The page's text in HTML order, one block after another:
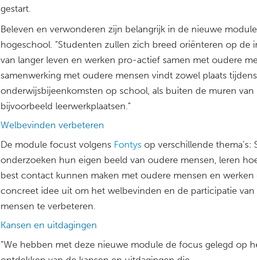
gestart.
Beleven en verwonderen zijn belangrijk in de nieuwe
hogeschool. “Studenten zullen zich breed oriënteren op de
van langer leven en werken pro-actief samen met oudere
samenwerking met oudere mensen vindt zowel plaats
onderwijsbijeenkomsten op school, als buiten de muren van
bijvoorbeeld leerwerkplaatsen.”
Welbevinden verbeteren
De module focust volgens Fontys op verschillende thema’s:
onderzoeken hun eigen beeld van oudere mensen, leren
best contact kunnen maken met oudere mensen en werken
concreet idee uit om het welbevinden en de participatie van
mensen te verbeteren.
Kansen en uitdagingen
“We hebben met deze nieuwe module de focus gelegd op